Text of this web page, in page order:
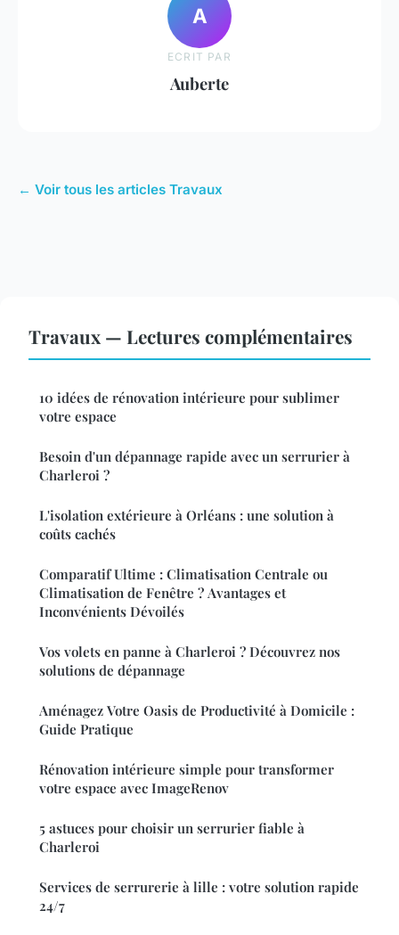
A
ECRIT PAR
Auberte
← Voir tous les articles Travaux
Travaux — Lectures complémentaires
10 idées de rénovation intérieure pour sublimer
votre espace
Besoin d'un dépannage rapide avec un serrurier à
Charleroi ?
L'isolation extérieure à Orléans : une solution à
coûts cachés
Comparatif Ultime : Climatisation Centrale ou
Climatisation de Fenêtre ? Avantages et
Inconvénients Dévoilés
Vos volets en panne à Charleroi ? Découvrez nos
solutions de dépannage
Aménagez Votre Oasis de Productivité à Domicile :
Guide Pratique
Rénovation intérieure simple pour transformer
votre espace avec ImageRenov
5 astuces pour choisir un serrurier fiable à
Charleroi
Services de serrurerie à lille : votre solution rapide
24/7